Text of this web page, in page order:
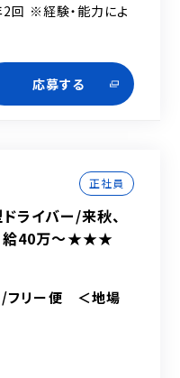
回 ※経験・能力によ
応募する
正社員
ライバー/来秋、
給40万～★★★
/フリー便 ＜地場